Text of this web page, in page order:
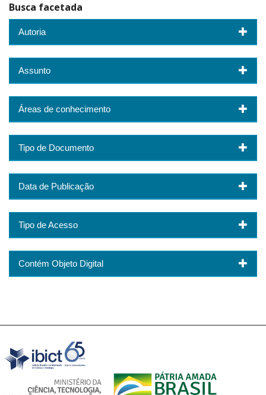
Busca facetada
Autoria
Assunto
Áreas de conhecimento
Tipo de Documento
Data de Publicação
Tipo de Acesso
Contém Objeto Digital